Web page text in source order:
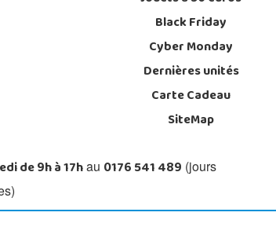
Black Friday
Cyber Monday
Dernières unités
Carte Cadeau
SiteMap
de 9h à 17hau 0176 541 489 (jours